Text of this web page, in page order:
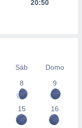
20:50
Sáb
Domo
8 9
15 16